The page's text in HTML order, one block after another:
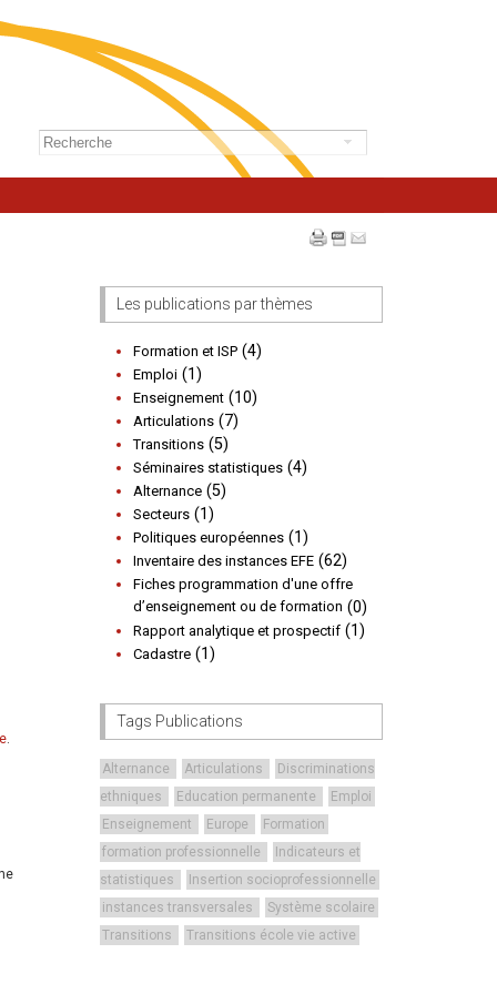
.
Les publications par thèmes
Formation et ISP(4)
Emploi(1)
Enseignement(10)
Articulations(7)
Transitions(5)
Séminaires statistiques(4)
Alternance(5)
Secteurs(1)
Politiques européennes(1)
Inventaire des instances EFE(62)
Fiches programmation d'une offre
d’enseignement ou de formation (0)
Rapport analytique et prospectif(1)
Cadastre(1)
Tags Publications
Alternance Articulations
Discriminations
ethniques
Education permanente
Emploi
Enseignement
Europe
Formation
formation professionnelle
Indicateurs et
statistiques
Insertion socioprofessionnelle
instances transversales
Système scolaire
Transitions
Transitions école vie active